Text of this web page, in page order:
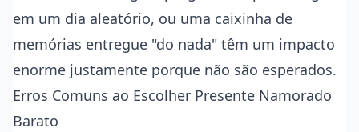
em um dia aleatório, ou uma caixinha de
memórias entregue "do nada" têm um impacto
enorme justamente porque não são esperados.
Erros Comuns ao Escolher Presente Namorado
Barato